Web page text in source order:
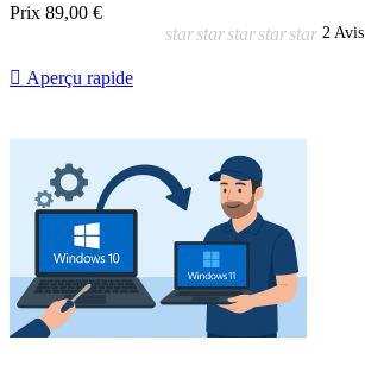
Prix 89,00 €
starstarstarstarstar 2 Avis
 Aperçu rapide